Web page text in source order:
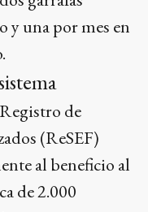
y una por mes en
de
(ReSEF)
al beneficio al
de 2.000